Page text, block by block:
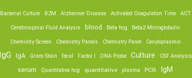
ACT
Activated Coagulation Time
Alzheimer Disease
B2M
Bacterial Culture
Beta2 Microglobulin
Beta hcg
blood
Cerebrospinal Fluid Analysis
Ceruloplasmin
Chemistry Panel
Chemistry Panels
Chemistry Screen
CSF Analysis
Culture
DNA Probe
Factor I
fecal
Gram Stain
IgA
IgG
IgM
PCR
plasma
quantitative
Quantitative hcg
serum